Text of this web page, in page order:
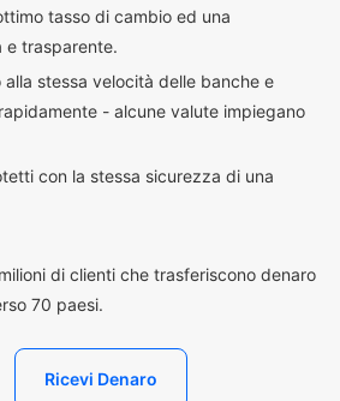
tasso di cambio ed una
e trasparente.
stessa velocità delle banche e
- alcune valute impiegano
con la stessa sicurezza di una
di clienti che trasferiscono denaro
70 paesi.
Ricevi Denaro